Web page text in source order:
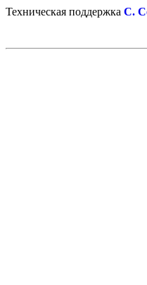
Техническая поддержка С.